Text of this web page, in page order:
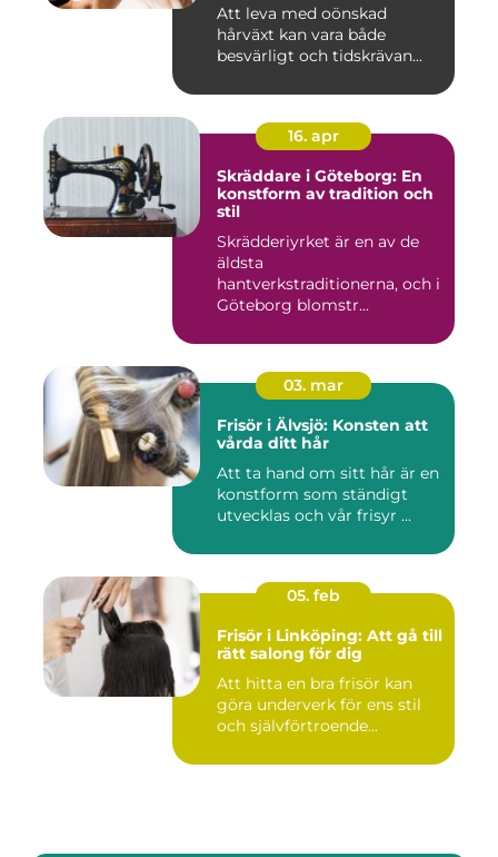
Att leva med oönskad
hårväxt kan vara både
besvärligt och tidskrävan...
16. apr
Skräddare i Göteborg: En
konstform av tradition och
stil
Skrädderiyrket är en av de
äldsta
hantverkstraditionerna, och i
Göteborg blomstr...
03. mar
Frisör i Älvsjö: Konsten att
vårda ditt hår
Att ta hand om sitt hår är en
konstform som ständigt
utvecklas och vår frisyr ...
05. feb
Frisör i Linköping: Att gå till
rätt salong för dig
Att hitta en bra frisör kan
göra underverk för ens stil
och självförtroende...